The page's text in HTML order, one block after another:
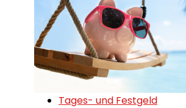
Tages- und Festgeld